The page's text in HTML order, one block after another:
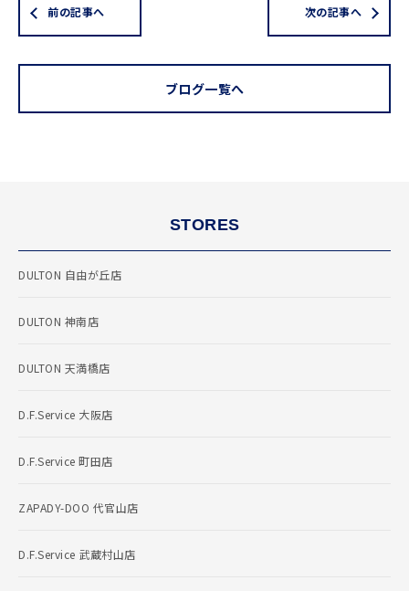
前の記事へ
ブログ一覧へ
次の記事へ
STORES
DULTON 自由が丘店
DULTON 神南店
DULTON 天満橋店
D.F.Service 大阪店
D.F.Service 町田店
ZAPADY-DOO 代官山店
D.F.Service 武蔵村山店